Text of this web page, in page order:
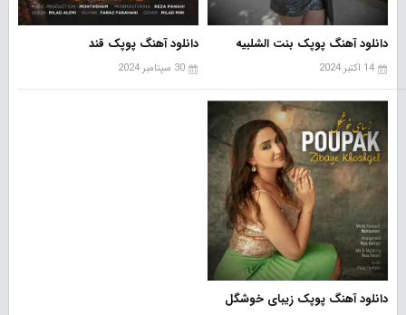
دانلود آهنگ پوپک بنت الشلبیه
14 اکتبر 2024
دانلود آهنگ پوپک قند
30 سپتامبر 2024
دانلود آهنگ پوپک زیبای خوشگل